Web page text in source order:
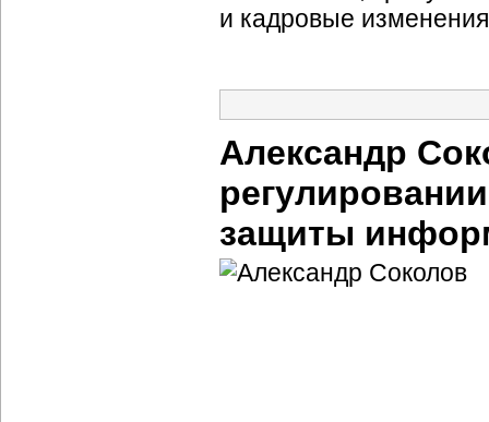
и кадровые
Александр
защиты